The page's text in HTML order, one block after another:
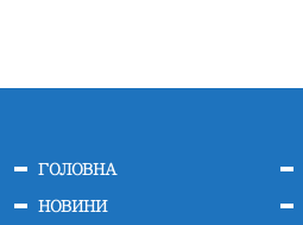
ГОЛОВНА
НОВИНИ